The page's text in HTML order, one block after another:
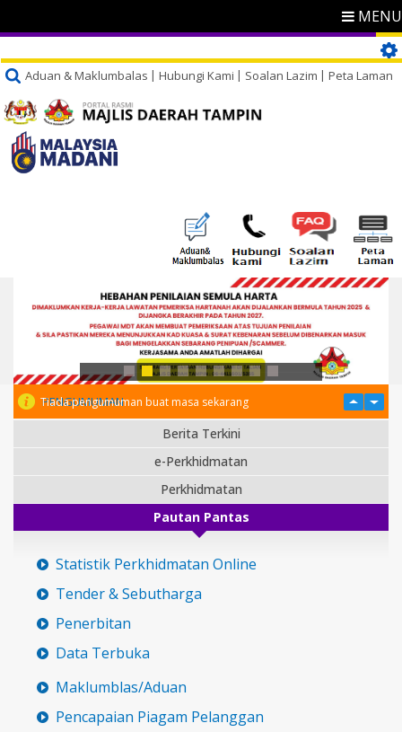
MENU
Aduan & Maklumbalas Hubungi Kami Soalan Lazim Peta Laman
PENGUMUMAN
Tiada pengumuman buat masa sekarang
Berita Terkini
e-Perkhidmatan
Perkhidmatan
Pautan Pantas
Statistik Perkhidmatan Online
Tender & Sebutharga
Penerbitan
Data Terbuka
Maklumblas/Aduan
Pencapaian Piagam Pelanggan